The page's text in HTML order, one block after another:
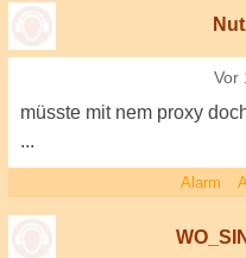
Vor
müsste mit nem proxy
...
Alarm